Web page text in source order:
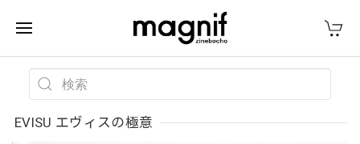
EVISU エヴィスの極意